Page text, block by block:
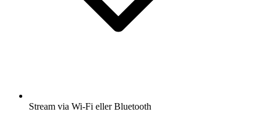
Stream via Wi-Fi eller Bluetooth